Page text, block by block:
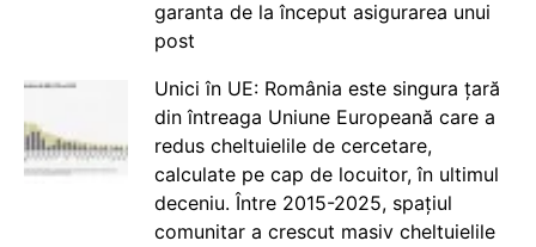
garanta de la început asigurarea unui
post
Unici în UE: România este singura țară
din întreaga Uniune Europeană care a
redus cheltuielile de cercetare,
calculate pe cap de locuitor, în ultimul
deceniu. Între 2015-2025, spațiul
comunitar a crescut masiv cheltuielile